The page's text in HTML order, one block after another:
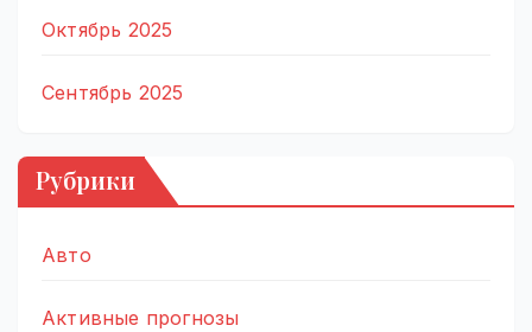
Октябрь 2025
Сентябрь 2025
Рубрики
Авто
Активные прогнозы